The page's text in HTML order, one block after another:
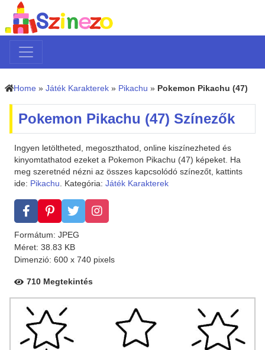
Home » Játék Karakterek » Pikachu » Pokemon Pikachu (47)
Pokemon Pikachu (47) Színezők
Ingyen letöltheted, megoszthatod, online kiszínezheted és
kinyomtathatod ezeket a Pokemon Pikachu (47) képeket. Ha
meg szeretnéd nézni az összes kapcsolódó színezőt, kattints
ide: Pikachu. Kategória: Játék Karakterek
Formátum: JPEG
Méret: 38.83 KB
Dimenzió: 600 x 740 pixels
710 Megtekintés